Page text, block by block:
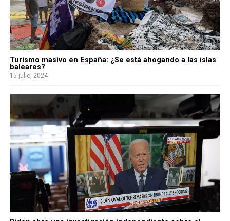
Turismo masivo en España: ¿Se está ahogando a las islas
baleares?
15 julio, 2024